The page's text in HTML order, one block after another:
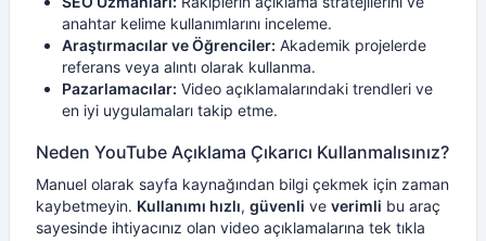
anahtar kelime kullanımlarını inceleme.
Araştırmacılar ve Öğrenciler: Akademik projelerde
referans veya alıntı olarak kullanma.
Pazarlamacılar: Video açıklamalarındaki trendleri ve
en iyi uygulamaları takip etme.
Neden YouTube Açıklama Çıkarıcı Kullanmalısınız?
Manuel olarak sayfa kaynağından bilgi çekmek için zaman
kaybetmeyin. Kullanımı hızlı, güvenli ve verimli bu araç
sayesinde ihtiyacınız olan video açıklamalarına tek tıkla